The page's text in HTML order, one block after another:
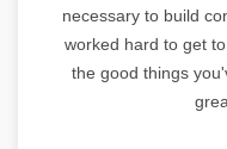
necessary to build
worked hard to get
the good things